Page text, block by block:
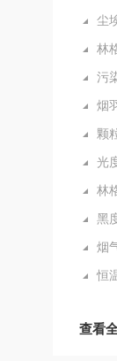
尘
林
污
烟
颗
光
林
黑
烟
恒
查看